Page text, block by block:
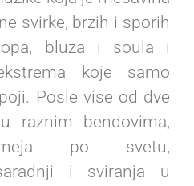
svirke, brzih i sporih
bluza i soula i
koje samo
Posle vise od dve
raznim bendovima,
po svetu,
i sviranja u